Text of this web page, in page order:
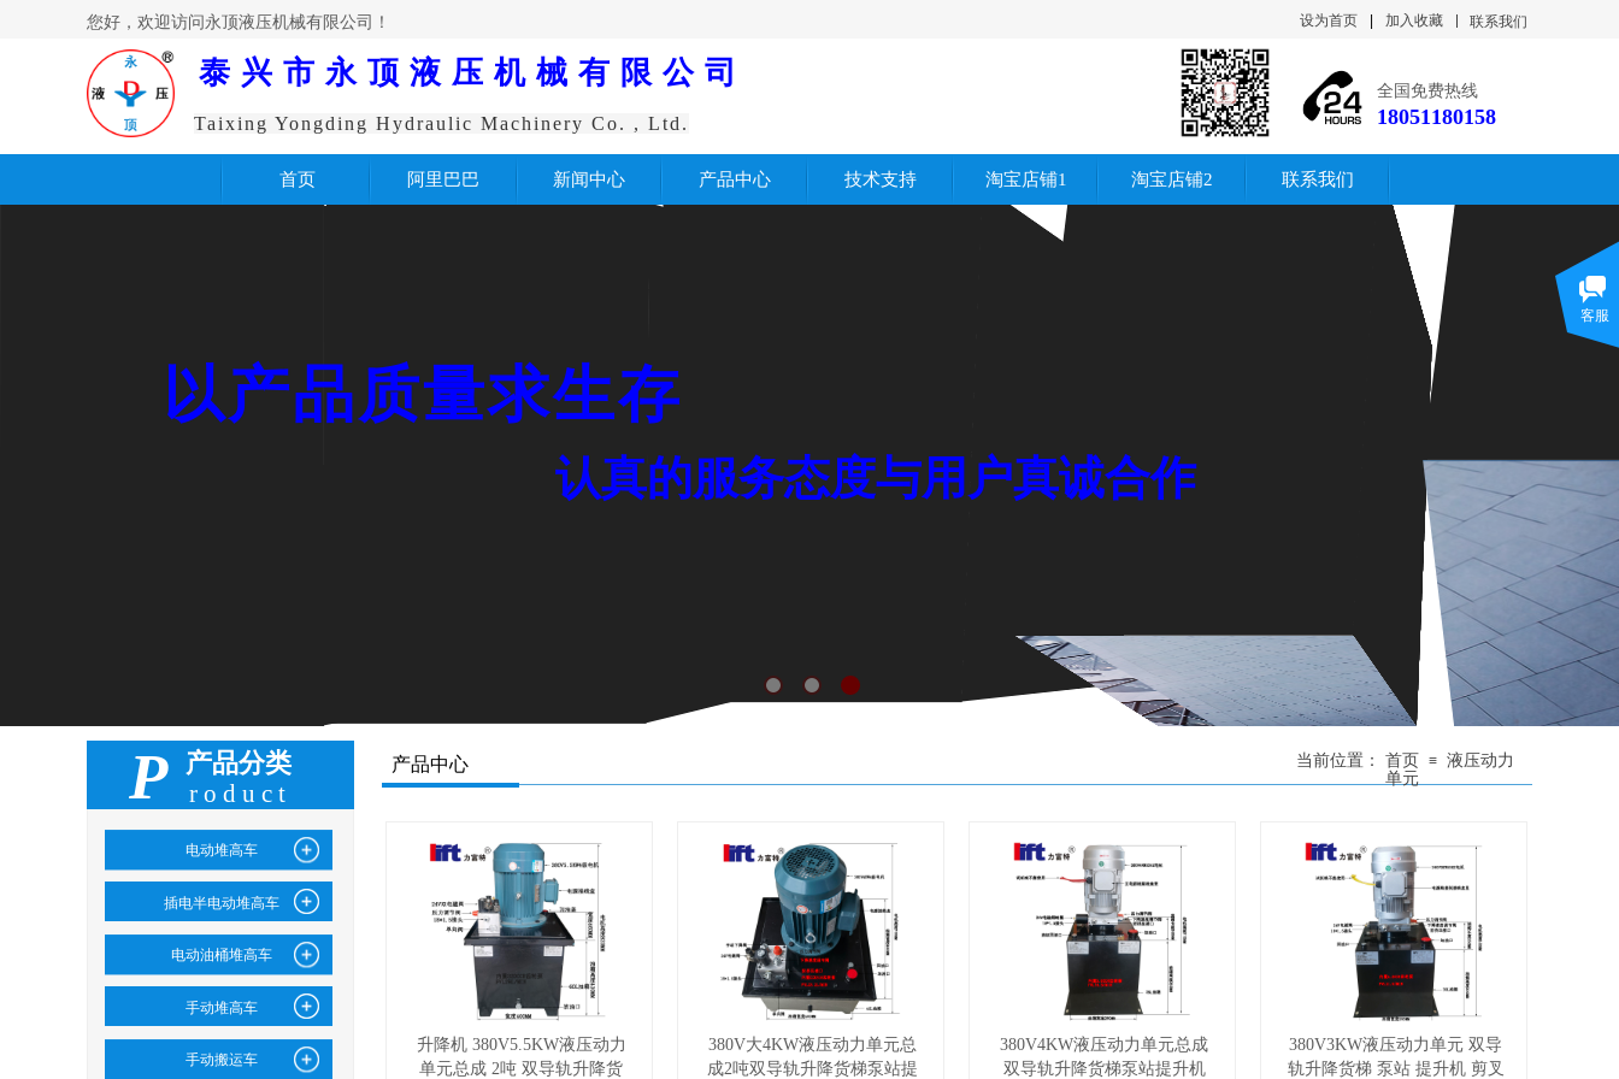
设为首页 加入收藏
您好，欢迎访问永顶液压机械有限公司！ 联系我们
Taixing Yongding Hydraulic Machinery Co. , Ltd.
泰兴市永顶液压机械有限公司
全国免费热线
18051180158
首页 阿里巴巴 新闻中心 产品中心 技术支持 淘宝店铺1 淘宝店铺2 联系我们
以产品质量求生存
认真的服务态度与用户真诚合作
P 产品分类 产品中心 当前位置： 首页 ≡ 液压动力
单元
roduct
升降机 380V5.5KW液压动力
单元总成 2吨 双导轨升降货
380V大4KW液压动力单元总
成2吨双导轨升降货梯泵站提
380V4KW液压动力单元总成
双导轨升降货梯泵站提升机
380V3KW液压动力单元 双导
轨升降货梯 泵站 提升机 剪叉
电动堆高车
插电半电动堆高车
电动油桶堆高车
手动堆高车
手动搬运车
客服